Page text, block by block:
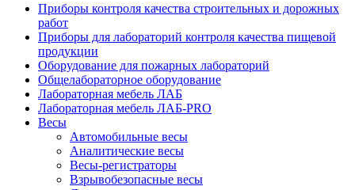
Приборы контроля качества строительных и дорожных
работ
Приборы для лабораторий контроля качества пищевой
продукции
Оборудование для пожарных лабораторий
Общелабораторное оборудование
Лабораторная мебель ЛАБ
Лабораторная мебель ЛАБ-PRO
Весы
Автомобильные весы
Аналитические весы
Весы-регистраторы
Взрывобезопасные весы